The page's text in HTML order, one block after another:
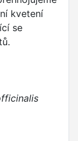
kvetení
se